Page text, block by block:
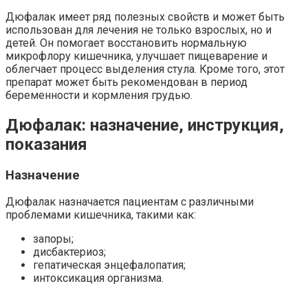
Дюфалак имеет ряд полезных свойств и может быть
использован для лечения не только взрослых, но и
детей. Он помогает восстановить нормальную
микрофлору кишечника, улучшает пищеварение и
облегчает процесс выделения стула. Кроме того, этот
препарат может быть рекомендован в период
беременности и кормления грудью.
Дюфалак: назначение, инструкция,
показания
Назначение
Дюфалак назначается пациентам с различными
проблемами кишечника, такими как:
запоры;
дисбактериоз;
гепатическая энцефалопатия;
интоксикация организма.